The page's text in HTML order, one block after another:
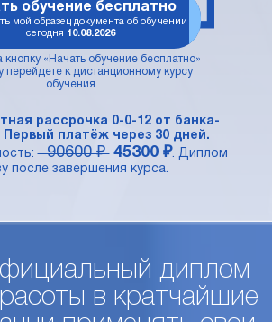
обучение бесплатно
мой образец документа об обучении
сегодня 10.08.2026
«Начать обучение бесплатно»
перейдете к дистанционному курсу
обучения
рассрочка 0-0-12 от банка-
Первый платёж через 30 дней.
90600 ₽ 45300 ₽. Диплом
после завершения курса.
диплом
в кратчайшие